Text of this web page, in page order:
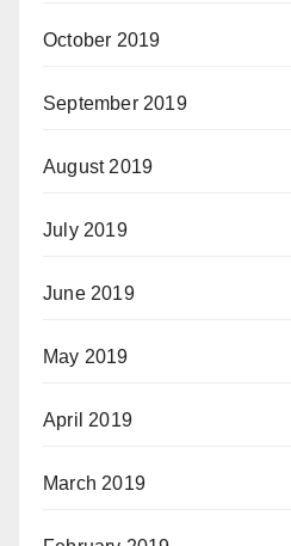
October 2019
September 2019
August 2019
July 2019
June 2019
May 2019
April 2019
March 2019